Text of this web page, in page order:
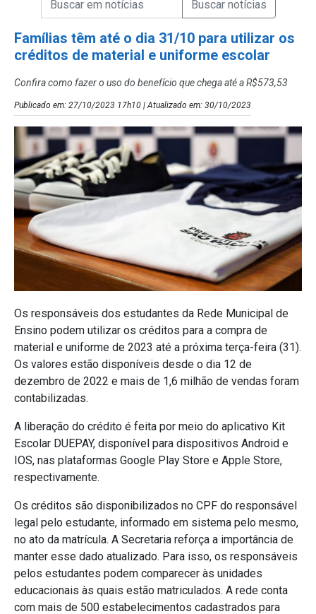
Famílias têm até o dia 31/10 para utilizar os
créditos de material e uniforme escolar
Confira como fazer o uso do benefício que chega até a R$573,53
Publicado em: 27/10/2023 17h10 | Atualizado em: 30/10/2023
Os responsáveis dos estudantes da Rede Municipal de
Ensino podem utilizar os créditos para a compra de
material e uniforme de 2023 até a próxima terça-feira (31).
Os valores estão disponíveis desde o dia 12 de
dezembro de 2022 e mais de 1,6 milhão de vendas foram
contabilizadas.
A liberação do crédito é feita por meio do aplicativo Kit
Escolar DUEPAY, disponível para dispositivos Android e
IOS, nas plataformas Google Play Store e Apple Store,
respectivamente.
Os créditos são disponibilizados no CPF do responsável
legal pelo estudante, informado em sistema pelo mesmo,
no ato da matrícula. A Secretaria reforça a importância de
manter esse dado atualizado. Para isso, os responsáveis
pelos estudantes podem comparecer às unidades
educacionais às quais estão matriculados. A rede conta
com mais de 500 estabelecimentos cadastrados para